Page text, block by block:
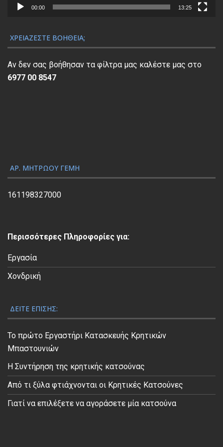
ν
α
π
α
ς
Β
ί
ο
00:00 13:25
ΧΡΕΙΆΖΕΣΤΕ ΒΟΉΘΕΙΑ;
Αν δεν σας βοήθησαν τα φίλτρα μας καλέστε μας στο
6977 00 8547
ΑΡ. ΜΗΤΡΏΟΥ ΓΕΜΗ
161198327000
Περισσότερες Πληροφορίες για:
Εργασία
Χονδρική
ΔΕΊΤΕ ΕΠΊΣΗΣ:
Το πρώτο Εργαστήρι Κατασκευής Κρητικών
Μπαστουνιών
Η Συντήρηση της κρητικής κατσούνας
Από τι ξύλα φτιάχνονται οι Κρητικές Κατσούνες
Γιατί να επιλέξετε να αγοράσετε μία κατσούνα